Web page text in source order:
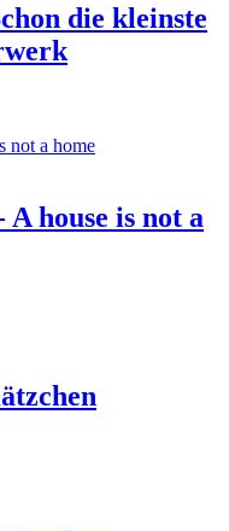
die kleinste
house is not a